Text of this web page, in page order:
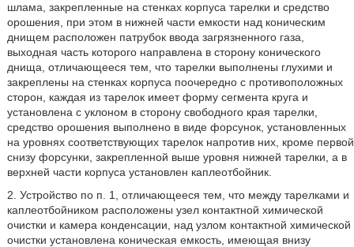
шлама, закрепленные на стенках корпуса тарелки и средство
орошения, при этом в нижней части емкости над коническим
днищем расположен патрубок ввода загрязненного газа,
выходная часть которого направлена в сторону конического
днища, отличающееся тем, что тарелки выполнены глухими и
закреплены на стенках корпуса поочередно с противоположных
сторон, каждая из тарелок имеет форму сегмента круга и
установлена с уклоном в сторону свободного края тарелки,
средство орошения выполнено в виде форсунок, установленных
на уровнях соответствующих тарелок напротив них, кроме первой
снизу форсунки, закрепленной выше уровня нижней тарелки, а в
верхней части корпуса установлен каплеотбойник.
2. Устройство по п. 1, отличающееся тем, что между тарелками и
каплеотбойником расположены узел контактной химической
очистки и камера конденсации, над узлом контактной химической
очистки установлена коническая емкость, имеющая внизу